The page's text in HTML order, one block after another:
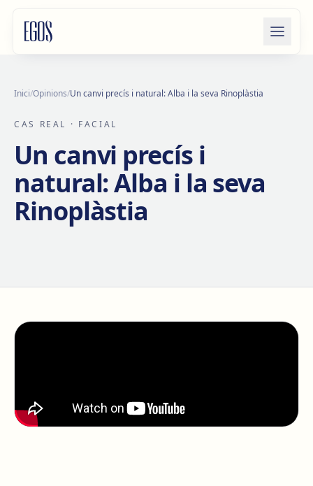
Inici/Opinions/Un canvi precís i natural: Alba i la seva Rinoplàstia
CAS REAL · FACIAL
Un canvi precís i
natural: Alba i la seva
Rinoplàstia